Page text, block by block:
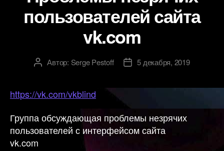
пользователей сайта
vk.com
АвторАвтор: Serge Pestoff
Дата5 декабря, 2019
https://vk.com/vkblind
Группа обсуждающая проблемы незрячих
пользователей с интерфейсом сайта
vk.com